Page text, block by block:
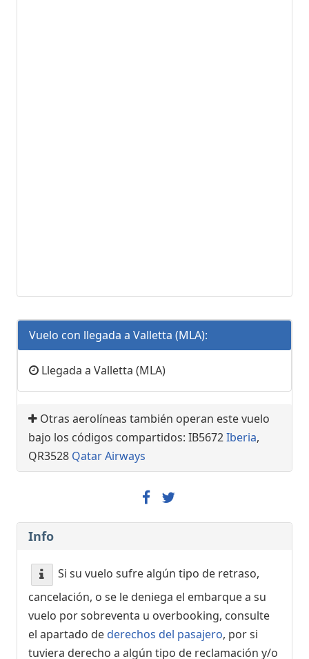
Vuelo con llegada a Valletta (MLA):
Llegada a Valletta (MLA)
Otras aerolíneas también operan este vuelo
bajo los códigos compartidos: IB5672Iberia,
QR3528 Qatar Airways
Info
Si su vuelo sufre algún tipo de retraso,
cancelación, o se le deniega el embarque a su
vuelo por sobreventa u overbooking, consulte
el apartado dederechos del pasajero, por si
tuviera derecho a algún tipo de reclamación y/o